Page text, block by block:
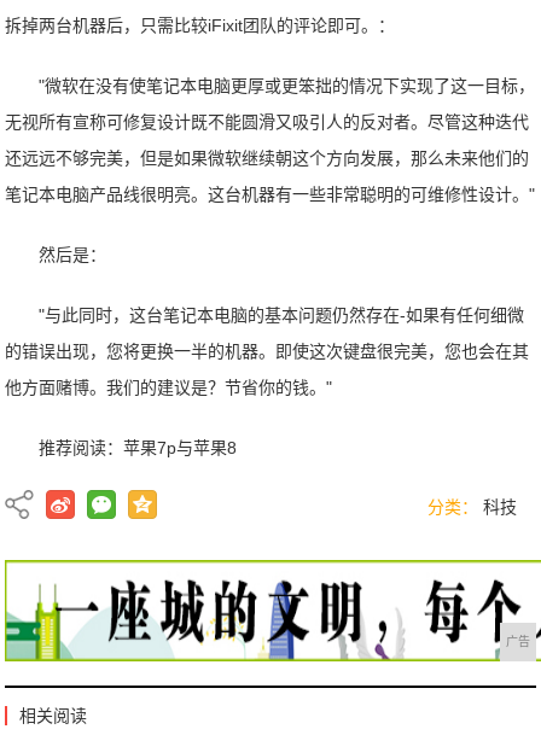
拆掉两台机器后，只需比较iFixit团队的评论即可。：
"微软在没有使笔记本电脑更厚或更笨拙的情况下实现了这一目标，
无视所有宣称可修复设计既不能圆滑又吸引人的反对者。尽管这种迭代
还远远不够完美，但是如果微软继续朝这个方向发展，那么未来他们的
笔记本电脑产品线很明亮。这台机器有一些非常聪明的可维修性设计。"
然后是：
"与此同时，这台笔记本电脑的基本问题仍然存在-如果有任何细微
的错误出现，您将更换一半的机器。即使这次键盘很完美，您也会在其
他方面赌博。我们的建议是？节省你的钱。"
推荐阅读：苹果7p与苹果8
分类： 科技
广告
相关阅读